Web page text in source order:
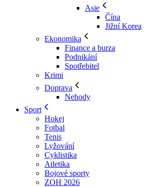
Asie
Čína
Jižní Korea
Ekonomika
Finance a burza
Podnikání
Spotřebitel
Krimi
Doprava
Nehody
Sport
Hokej
Fotbal
Tenis
Lyžování
Cyklistika
Atletika
Bojové sporty
ZOH 2026